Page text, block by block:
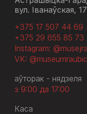
вул. Іванаўская,
+375 17 507 44 69
+375 29 655 85 73
Instagram:
VK:
аўторак - нядзеля
з 9:00 да 17:00
Каса